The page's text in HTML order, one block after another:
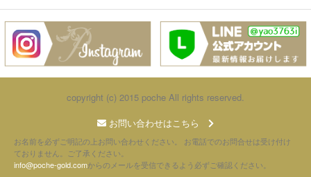
copyright (c) 2015 poche All rights reserved.
お問い合わせはこちら
お名前を必ずご明記の上お問い合わせください。 お電話でのお問合せは受け付け
ておりません。ご了承ください。
info@poche-gold.comからのメールを受信できるよう必ずご確認ください。